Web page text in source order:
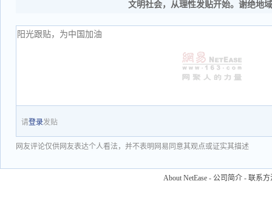
文明社会，从理性发贴开始。谢绝地
请登录发贴
网友评论仅供网友表达个人看法，并不表明网易同意其观点或证实其描述
About NetEase - 公司简介 - 联系方